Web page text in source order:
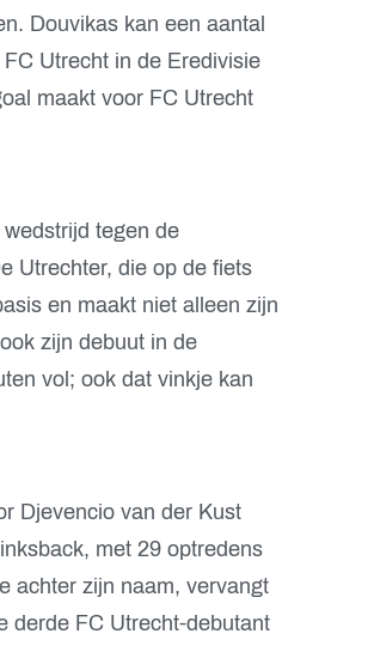
Douvikas kan een aantal
Utrecht in de Eredivisie
maakt voor FC Utrecht
tegen de
Utrechter, die op de fiets
en maakt niet alleen zijn
zijn debuut in de
vol; ook dat vinkje kan
Djevencio van der Kust
met 29 optredens
achter zijn naam, vervangt
derde FC Utrecht-debutant